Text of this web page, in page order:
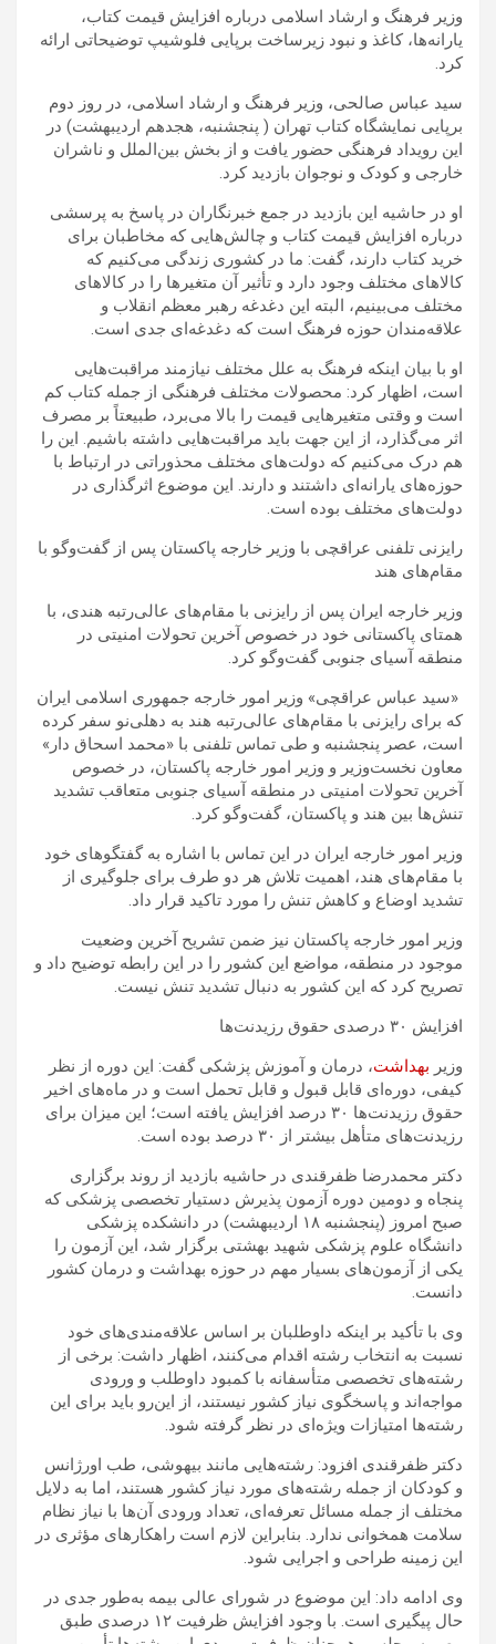
وزیر فرهنگ و ارشاد اسلامی درباره افزایش قیمت کتاب،
یارانه‌ها، کاغذ و نبود زیرساخت برپایی فلوشیپ توضیحاتی ارائه
کرد.
سید عباس صالحی، وزیر فرهنگ و ارشاد اسلامی، در روز دوم
برپایی نمایشگاه کتاب تهران ( پنجشنبه، هجدهم اردیبهشت) در
این رویداد فرهنگی حضور یافت و از بخش بین‌الملل و ناشران
خارجی و کودک و نوجوان بازدید کرد.
او در حاشیه این بازدید در جمع خبرنگاران در پاسخ به پرسشی
درباره افزایش قیمت کتاب و چالش‌هایی که مخاطبان برای
خرید کتاب دارند، گفت: ما در کشوری زندگی می‌کنیم که
کالاهای مختلف وجود دارد و تأثیر آن متغیرها را در کالاهای
مختلف می‌بینیم، البته این دغدغه رهبر معظم انقلاب و
علاقه‌مندان حوزه فرهنگ است که دغدغه‌ای جدی است.
او با بیان اینکه فرهنگ به علل مختلف نیازمند مراقبت‌هایی
است، اظهار کرد: محصولات مختلف فرهنگی از جمله کتاب کم
است و وقتی متغیرهایی قیمت را بالا می‌برد، طبیعتاً بر مصرف
اثر می‌گذارد، از این جهت باید مراقبت‌هایی داشته باشیم. این را
هم درک می‌کنیم که دولت‌های مختلف محذوراتی در ارتباط با
حوزه‌های یارانه‌ای داشتند و دارند. این موضوع اثرگذاری در
دولت‌های مختلف بوده است.
رایزنی تلفنی عراقچی با وزیر خارجه پاکستان پس از گفت‌وگو با
مقام‌های هند
وزیر خارجه ایران پس از رایزنی با مقام‌های عالی‌رتبه هندی، با
همتای پاکستانی خود در خصوص آخرین تحولات امنیتی در
منطقه آسیای جنوبی گفت‌وگو کرد.
«سید عباس عراقچی» وزیر امور خارجه جمهوری اسلامی ایران
که برای رایزنی با مقام‌های عالی‌رتبه هند به دهلی‌نو سفر کرده
است، عصر پنجشنبه و طی تماس تلفنی با «محمد اسحاق دار»
معاون نخست‌وزیر و وزیر امور خارجه پاکستان، در خصوص
آخرین تحولات امنیتی در منطقه آسیای جنوبی متعاقب تشدید
تنش‌ها بین هند و پاکستان، گفت‌وگو کرد.
وزیر امور خارجه ایران در این تماس با اشاره به گفتگوهای خود
با مقام‌های هند، اهمیت تلاش هر دو طرف برای جلوگیری از
تشدید اوضاع و کاهش تنش را مورد تاکید قرار داد.
وزیر امور خارجه ‌پاکستان نیز ضمن تشریح آخرین وضعیت
موجود در منطقه، مواضع این کشور را در این رابطه توضیح داد و
تصریح کرد که این کشور به دنبال تشدید تنش نیست.
افزایش ۳۰ درصدی حقوق رزیدنت‌ها
وزیر بهداشت، درمان و آموزش پزشکی گفت: این دوره از نظر
کیفی، دوره‌ای قابل قبول و قابل تحمل است و در ماه‌های اخیر
حقوق رزیدنت‌ها ۳۰ درصد افزایش یافته است؛ این میزان برای
رزیدنت‌های متأهل بیشتر از ۳۰ درصد بوده است.
دکتر محمدرضا ظفرقندی در حاشیه بازدید از روند برگزاری
پنجاه و دومین دوره آزمون پذیرش دستیار تخصصی پزشکی که
صبح امروز (پنجشنبه ۱۸ اردیبهشت) در دانشکده پزشکی
دانشگاه علوم پزشکی شهید بهشتی برگزار شد، این آزمون را
یکی از آزمون‌های بسیار مهم در حوزه بهداشت و درمان کشور
دانست.
وی با تأکید بر اینکه داوطلبان بر اساس علاقه‌مندی‌های خود
نسبت به انتخاب رشته اقدام می‌کنند، اظهار داشت: برخی از
رشته‌های تخصصی متأسفانه با کمبود داوطلب و ورودی
مواجه‌اند و پاسخگوی نیاز کشور نیستند، از این‌رو باید برای این
رشته‌ها امتیازات ویژه‌ای در نظر گرفته شود.
دکتر ظفرقندی افزود: رشته‌هایی مانند بیهوشی، طب اورژانس
و کودکان از جمله رشته‌های مورد نیاز کشور هستند، اما به دلایل
مختلف از جمله مسائل تعرفه‌ای، تعداد ورودی آن‌ها با نیاز نظام
سلامت همخوانی ندارد. بنابراین لازم است راهکارهای مؤثری در
این زمینه طراحی و اجرایی شود.
وی ادامه داد: این موضوع در شورای عالی بیمه به‌طور جدی در
حال پیگیری است. با وجود افزایش ظرفیت ۱۲ درصدی طبق